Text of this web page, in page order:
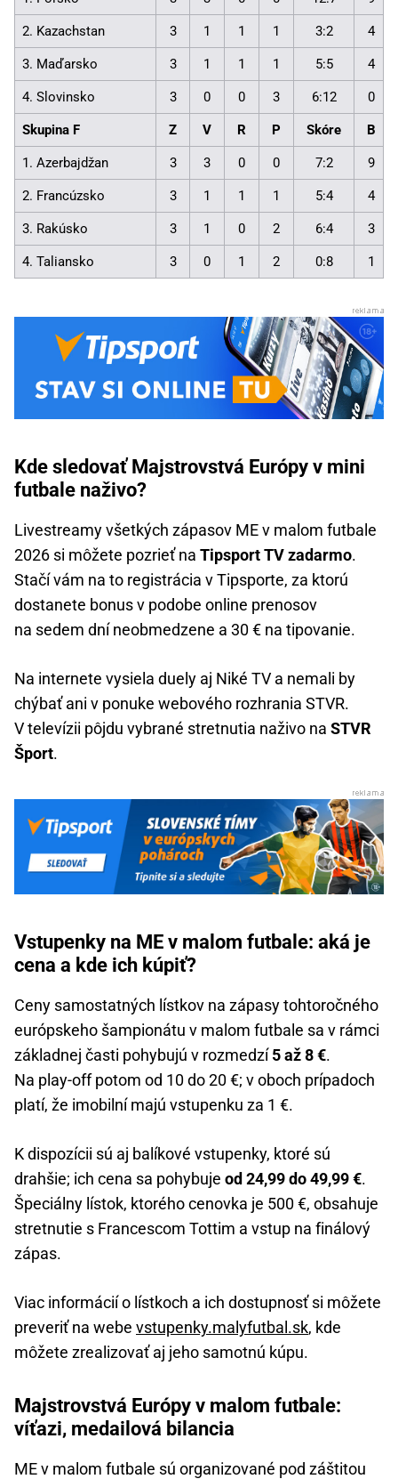
2. Kazachstan 3 1 1 1 3:2 4
3. Maďarsko 3 1 1 1 5:5 4
4. Slovinsko 3 0 0 3 6:12 0
Skupina F Z V R P Skóre B
1. Azerbajdžan 3 3 0 0 7:2 9
2. Francúzsko 3 1 1 1 5:4 4
3. Rakúsko 3 1 0 2 6:4 3
4. Taliansko 3 0 1 2 0:8 1
Kde sledovať Majstrovstvá Európy v mini
futbale naživo?
Livestreamy všetkých zápasov ME v malom futbale
2026 si môžete pozrieť na Tipsport TV zadarmo.
Stačí vám na to registrácia v Tipsporte, za ktorú
dostanete bonus v podobe online prenosov
na sedem dní neobmedzene a 30 € na tipovanie.
Na internete vysiela duely aj Niké TV a nemali by
chýbať ani v ponuke webového rozhrania STVR.
V televízii pôjdu vybrané stretnutia naživo na STVR
Šport.
Vstupenky na ME v malom futbale: aká je
cena a kde ich kúpiť?
Ceny samostatných lístkov na zápasy tohtoročného
európskeho šampionátu v malom futbale sa v rámci
základnej časti pohybujú v rozmedzí5 až 8 €.
Na play-off potom od 10 do 20 €; v oboch prípadoch
platí, že imobilní majú vstupenku za 1 €.
K dispozícii sú aj balíkové vstupenky, ktoré sú
drahšie; ich cena sa pohybuje od 24,99 do 49,99 €.
Špeciálny lístok, ktorého cenovka je 500 €, obsahuje
stretnutie s Francescom Tottim a vstup na finálový
zápas.
Viac informácií o lístkoch a ich dostupnosť si môžete
preveriť na webe vstupenky.malyfutbal.sk, kde
môžete zrealizovať aj jeho samotnú kúpu.
Majstrovstvá Európy v malom futbale:
víťazi, medailová bilancia
ME v malom futbale sú organizované pod záštitou